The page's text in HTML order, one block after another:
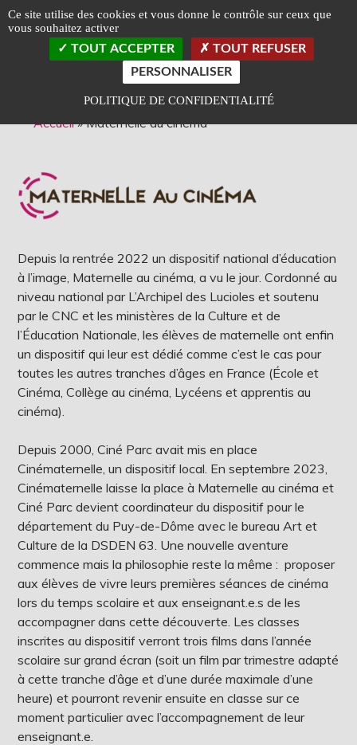
Classé Art et Essai
Label Jeune Public
Accueil»Maternelle au cinéma
Depuis la rentrée 2022 un dispositif national d’éducation
à l’image, Maternelle au cinéma, a vu le jour. Cordonné au
niveau national par L’Archipel des Lucioles et soutenu
par le CNC et les ministères de la Culture et de
l’Éducation Nationale, les élèves de maternelle ont enfin
un dispositif qui leur est dédié comme c’est le cas pour
toutes les autres tranches d’âges en France (École et
Cinéma, Collège au cinéma, Lycéens et apprentis au
cinéma).
Depuis 2000, Ciné Parc avait mis en place
Cinématernelle, un dispositif local. En septembre 2023,
Cinématernelle laisse la place à Maternelle au cinéma et
Ciné Parc devient coordinateur du dispositif pour le
département du Puy-de-Dôme avec le bureau Art et
Culture de la DSDEN 63. Une nouvelle aventure
commence mais la philosophie reste la même : proposer
aux élèves de vivre leurs premières séances de cinéma
lors du temps scolaire et aux enseignant.e.s de les
accompagner dans cette découverte. Les classes
inscrites au dispositif verront trois films dans l’année
scolaire sur grand écran (soit un film par trimestre adapté
à cette tranche d’âge et d’une durée maximale d’une
heure) et pourront revenir ensuite en classe sur ce
moment particulier avec l’accompagnement de leur
enseignant.e.
Panneau de gestion des cookies
Ce site utilise des cookies et vous donne le contrôle sur ceux que
vous souhaitez activer
TOUT ACCEPTER
TOUT REFUSER
PERSONNALISER
POLITIQUE DE CONFIDENTIALITÉ